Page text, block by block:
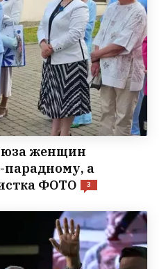
женщин
а
ФОТО
3